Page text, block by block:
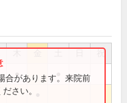
祝
●
合があります。来院前
さい。